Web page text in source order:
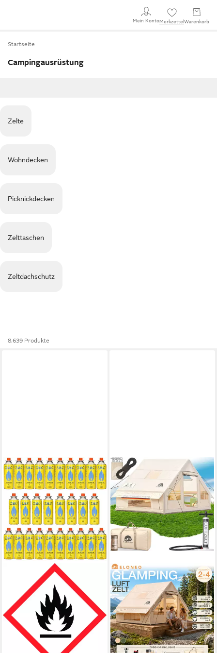
Mein KontoMerkzettel Warenkorb
Startseite
Campingausrüstung
Zelte
Wohndecken
Picknickdecken
Zelttaschen
Zeltdachschutz
8.639 Produkte